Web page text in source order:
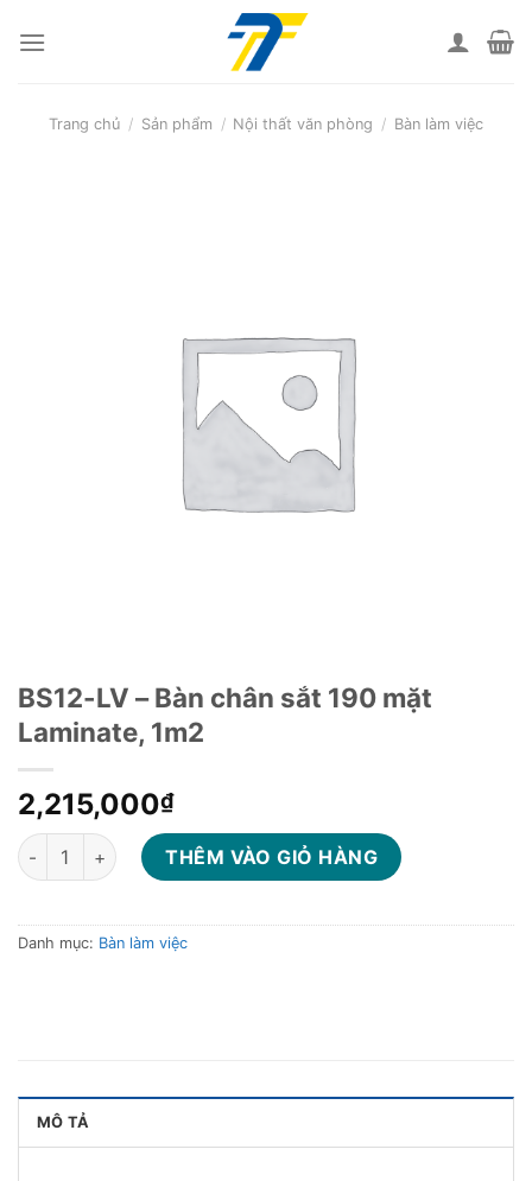
Trang chủ / Sản phẩm / Nội thất văn phòng / Bàn làm việc
BS12-LV – Bàn chân sắt 190 mặt
Laminate, 1m2
2,215,000₫
BS12-LV - Bàn chân sắt 190 mặt Laminate, 1m2 số lượng
THÊM VÀO GIỎ HÀNG
Danh mục: Bàn làm việc
MÔ TẢ